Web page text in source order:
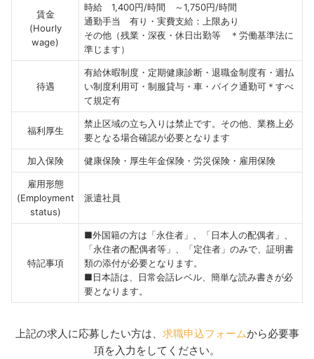
賃金
(Hourly
wage)
時給 1,400円/時間 ～1,750円/時間
通勤手当 有り・実費支給：上限あり
その他（残業・深夜・休日出勤等 ＊労働基準法に
準じます）
待遇
有給休暇制度・定期健康診断・退職金制度有・週払
い制度利用可・制服貸与・車・バイク通勤可＊すべ
て規定有
福利厚生
禁止区域の立ち入りは禁止です。その他、業務上必
要となる場合確認が必要となります
加入保険 健康保険・厚生年金保険・労災保険・雇用保険
雇用形態
(Employment
status)
派遣社員
特記事項
■外国籍の方は「永住者」、「日本人の配偶者」、
「永住者の配偶者等」、「定住者」のみで、証明書
類の添付が必要となります。
■日本語は、日常会話レベル、簡単な読み書きが必
要となります。
上記の求人に応募したい方は、 求職申込フォームから必要事
項を入力をしてください。